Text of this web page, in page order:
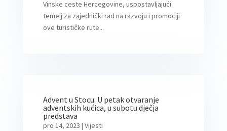
Vinske ceste Hercegovine, uspostavljajući
temelj za zajednički rad na razvoju i promociji
ove turističke rute...
Advent u Stocu: U petak otvaranje
adventskih kućica, u subotu dječja
predstava
pro 14, 2023 | Vijesti